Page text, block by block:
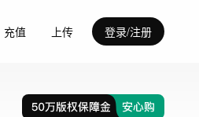
充值 上传 登录/注册